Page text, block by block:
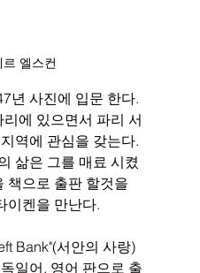
엘스컨
년 사진에 입문 한다.
에 있으면서 파리 서
역에 관심을 갖는다.
삶은 그를 매료 시켰
책으로 출판 할것을
이켄을 만난다.
Bank"(서안의 사랑)
일어, 영어 판으로 출